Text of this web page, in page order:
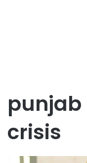
punjab
crisis